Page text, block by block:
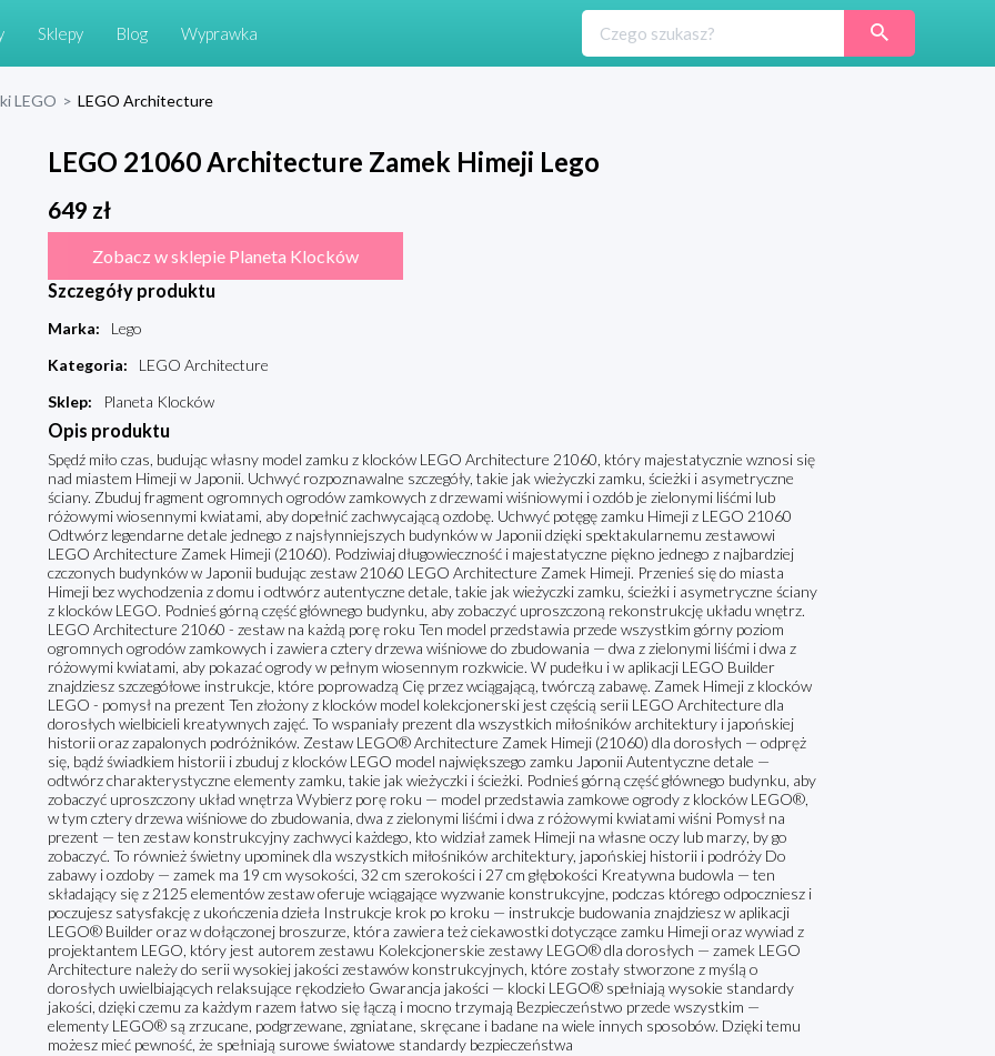
Sklepy Blog Wyprawka
LEGO > LEGO Architecture
LEGO 21060 Architecture Zamek Himeji Lego
649 zł
Zobacz w sklepie Planeta Klocków
Szczegóły produktu
Marka:
Lego
Kategoria:
LEGO Architecture
Sklep: Planeta Klocków
Opis produktu
Spędź miło czas, budując własny model zamku z klocków LEGO Architecture 21060, który majestatycznie wznosi się
nad miastem Himeji w Japonii. Uchwyć rozpoznawalne szczegóły, takie jak wieżyczki zamku, ścieżki i asymetryczne
ściany. Zbuduj fragment ogromnych ogrodów zamkowych z drzewami wiśniowymi i ozdób je zielonymi liśćmi lub
różowymi wiosennymi kwiatami, aby dopełnić zachwycającą ozdobę. Uchwyć potęgę zamku Himeji z LEGO 21060
Odtwórz legendarne detale jednego z najsłynniejszych budynków w Japonii dzięki spektakularnemu zestawowi
LEGO Architecture Zamek Himeji (21060). Podziwiaj długowieczność i majestatyczne piękno jednego z najbardziej
czczonych budynków w Japonii budując zestaw 21060 LEGO Architecture Zamek Himeji. Przenieś się do miasta
Himeji bez wychodzenia z domu i odtwórz autentyczne detale, takie jak wieżyczki zamku, ścieżki i asymetryczne ściany
z klocków LEGO. Podnieś górną część głównego budynku, aby zobaczyć uproszczoną rekonstrukcję układu wnętrz.
LEGO Architecture 21060 - zestaw na każdą porę roku Ten model przedstawia przede wszystkim górny poziom
ogromnych ogrodów zamkowych i zawiera cztery drzewa wiśniowe do zbudowania — dwa z zielonymi liśćmi i dwa z
różowymi kwiatami, aby pokazać ogrody w pełnym wiosennym rozkwicie. W pudełku i w aplikacji LEGO Builder
znajdziesz szczegółowe instrukcje, które poprowadzą Cię przez wciągającą, twórczą zabawę. Zamek Himeji z klocków
LEGO - pomysł na prezent Ten złożony z klocków model kolekcjonerski jest częścią serii LEGO Architecture dla
dorosłych wielbicieli kreatywnych zajęć. To wspaniały prezent dla wszystkich miłośników architektury i japońskiej
historii oraz zapalonych podróżników. Zestaw LEGO® Architecture Zamek Himeji (21060) dla dorosłych — odpręż
się, bądź świadkiem historii i zbuduj z klocków LEGO model największego zamku Japonii Autentyczne detale —
odtwórz charakterystyczne elementy zamku, takie jak wieżyczki i ścieżki. Podnieś górną część głównego budynku, aby
zobaczyć uproszczony układ wnętrza Wybierz porę roku — model przedstawia zamkowe ogrody z klocków LEGO®,
w tym cztery drzewa wiśniowe do zbudowania, dwa z zielonymi liśćmi i dwa z różowymi kwiatami wiśni Pomysł na
prezent — ten zestaw konstrukcyjny zachwyci każdego, kto widział zamek Himeji na własne oczy lub marzy, by go
zobaczyć. To również świetny upominek dla wszystkich miłośników architektury, japońskiej historii i podróży Do
zabawy i ozdoby — zamek ma 19 cm wysokości, 32 cm szerokości i 27 cm głębokości Kreatywna budowla — ten
składający się z 2125 elementów zestaw oferuje wciągające wyzwanie konstrukcyjne, podczas którego odpoczniesz i
poczujesz satysfakcję z ukończenia dzieła Instrukcje krok po kroku — instrukcje budowania znajdziesz w aplikacji
LEGO® Builder oraz w dołączonej broszurze, która zawiera też ciekawostki dotyczące zamku Himeji oraz wywiad z
projektantem LEGO, który jest autorem zestawu Kolekcjonerskie zestawy LEGO® dla dorosłych — zamek LEGO
Architecture należy do serii wysokiej jakości zestawów konstrukcyjnych, które zostały stworzone z myślą o
dorosłych uwielbiających relaksujące rękodzieło Gwarancja jakości — klocki LEGO® spełniają wysokie standardy
jakości, dzięki czemu za każdym razem łatwo się łączą i mocno trzymają Bezpieczeństwo przede wszystkim —
elementy LEGO® są zrzucane, podgrzewane, zgniatane, skręcane i badane na wiele innych sposobów. Dzięki temu
możesz mieć pewność, że spełniają surowe światowe standardy bezpieczeństwa